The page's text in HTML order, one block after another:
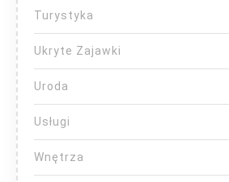
Turystyka
Ukryte Zajawki
Uroda
Usługi
Wnętrza